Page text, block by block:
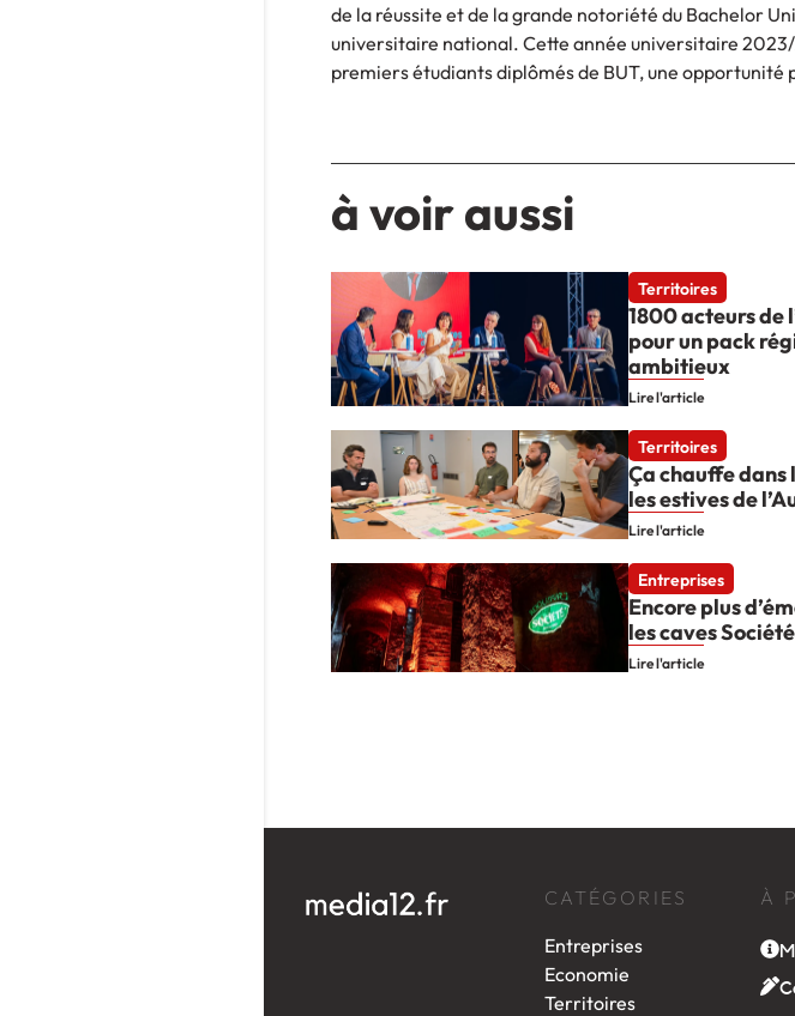
de la réussite et de la grande notoriété du Bachelor
universitaire national. Cette année universitaire
premiers étudiants diplômés de BUT, une opportunité
à voir aussi
Territoires
1800 acteurs de
pour un pack
ambitieux
Lire l'article
Territoires
Ça chauffe dans
les estives de
Lire l'article
Entreprises
Encore plus
les caves Société
Lire l'article
CATÉGORIES
Entreprises
Economie
Territoires
À